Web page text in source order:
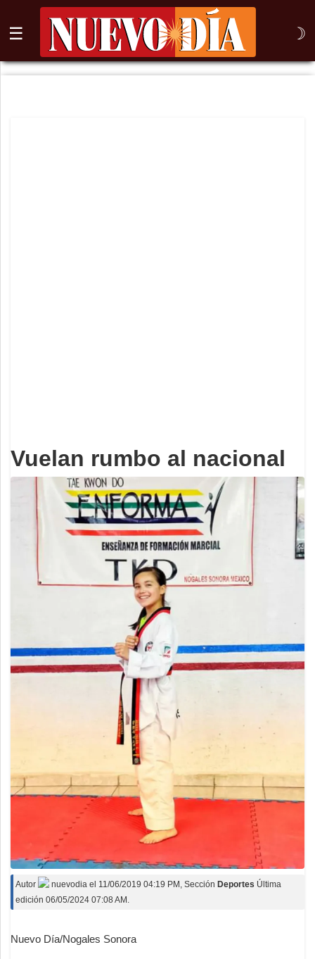
☰ ☽
⌕
Vuelan rumbo al nacional
Autor nuevodia el 11/06/2019 04:19 PM , Sección Deportes Última
edición 06/05/2024 07:08 AM.
Nuevo Día/Nogales Sonora